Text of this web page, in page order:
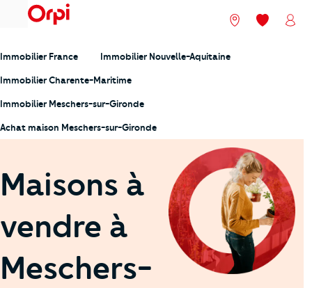
menu Nos agences
Mes
Immobilier France Immobilier Nouvelle-Aquitaine
Immobilier Charente-Maritime
Immobilier Meschers-sur-Gironde
Achat maison Meschers-sur-Gironde
Maisons à
vendre à
Meschers-